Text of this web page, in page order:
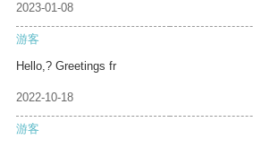
2023-01-08
游客
Hello,? Greetings fr
2022-10-18
游客